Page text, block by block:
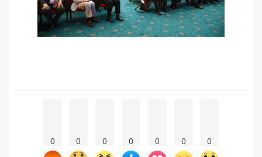
0 0 0 0 0 0 0